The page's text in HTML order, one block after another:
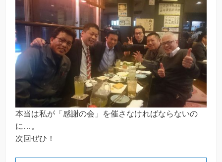
本当は私が「感謝の会」を催さなければならないの
に…。
次回ぜひ！